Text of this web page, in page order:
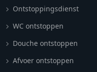
Ontstoppingsdienst
WC ontstoppen
Douche ontstoppen
Afvoer ontstoppen